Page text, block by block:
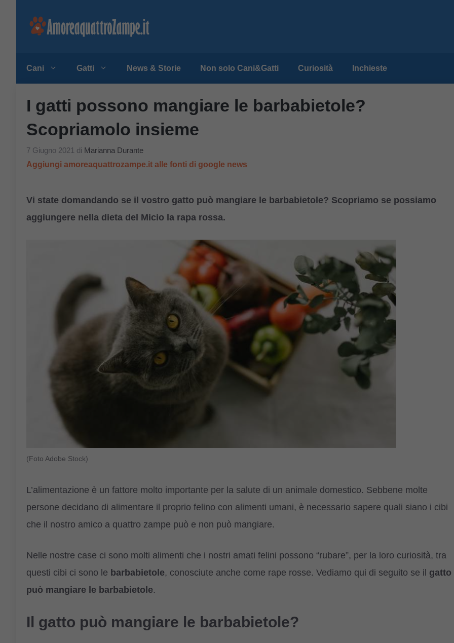
Cani Gatti News & Storie Non solo Cani&Gatti Curiosità Inchieste
I gatti possono mangiare le barbabietole?
Scopriamolo insieme
7 Giugno 2021 di Marianna Durante
Aggiungi amoreaquattrozampe.it alle fonti di google news
Vi state domandando se il vostro gatto può mangiare le barbabietole? Scopriamo se possiamo
aggiungere nella dieta del Micio la rapa rossa.
(Foto Adobe Stock)
L’alimentazione è un fattore molto importante per la salute di un animale domestico. Sebbene molte
persone decidano di alimentare il proprio felino con alimenti umani, è necessario sapere quali siano i cibi
che il nostro amico a quattro zampe può e non può mangiare.
Nelle nostre case ci sono molti alimenti che i nostri amati felini possono “rubare”, per la loro curiosità, tra
questi cibi ci sono le barbabietole, conosciute anche come rape rosse. Vediamo qui di seguito se il gatto
può mangiare le barbabietole.
Il gatto può mangiare le barbabietole?